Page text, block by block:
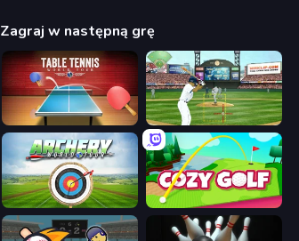
Zagraj w następną grę
Table Tennis World Tour Baseball
Archery World Tour Cozy Golf